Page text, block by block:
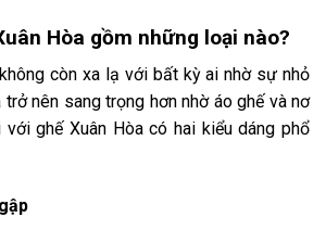
Hòa gồm những loại nào?
không còn xa lạ với bất kỳ ai nhờ sự nhỏ
nên sang trọng hơn nhờ áo ghế và nơ
ghế Xuân Hòa có hai kiểu dáng phổ